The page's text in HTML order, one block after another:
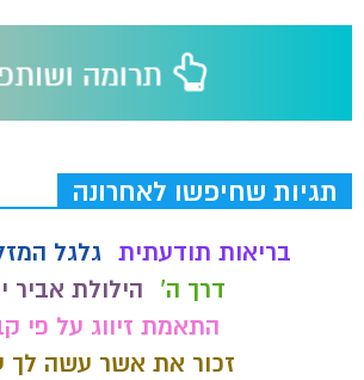
תגיות שחיפשו לאחרונה
בריאות תודעתית גלגל
דרך ה'
הילולת אביר
התאמת זיווג על פי
זכור את אשר עשה לך